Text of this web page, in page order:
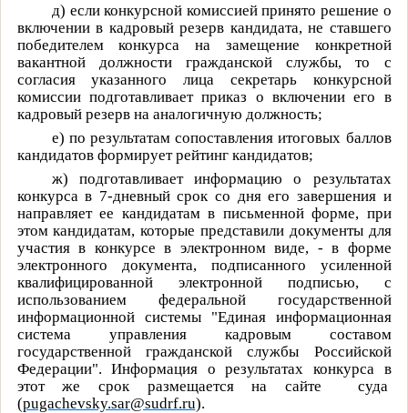
д) если конкурсной комиссией принято решение о
включении в кадровый резерв кандидата, не ставшего
победителем конкурса на замещение конкретной
вакантной должности гражданской службы, то с
согласия указанного лица секретарь конкурсной
комиссии подготавливает приказ о включении его в
кадровый резерв на аналогичную должность;
е) по результатам сопоставления итоговых баллов
кандидатов формирует рейтинг кандидатов;
ж)
подготавливает информацию о результатах
конкурса в 7-дневный срок со дня его завершения и
направляет ее кандидатам в письменной форме, при
этом кандидатам, которые представили документы для
участия в конкурсе в электронном виде, - в форме
электронного документа, подписанного усиленной
квалифицированной электронной подписью, с
использованием федеральной государственной
информационной системы "Единая информационная
система управления кадровым составом
государственной гражданской службы Российской
Федерации". Информация о результатах конкурса в
этот же срок размещается на сайте
суда
(pugachevsky.sar@sudrf.ru).